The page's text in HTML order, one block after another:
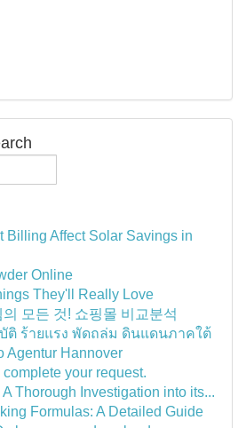
Billing Affect Solar Savings in
Online
They'll Really Love
모든 것! 쇼핑몰 비교분석
ติ ร้ายแรง พัดถล่ม ดินแดนภาคใต้
Agentur Hannover
complete your request.
Thorough Investigation into its...
Formulas: A Detailed Guide